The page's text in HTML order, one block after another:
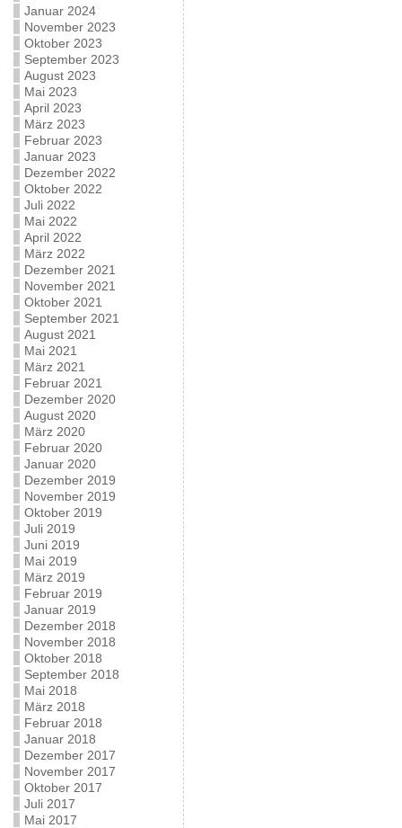
Januar 2024
November 2023
Oktober 2023
September 2023
August 2023
Mai 2023
April 2023
März 2023
Februar 2023
Januar 2023
Dezember 2022
Oktober 2022
Juli 2022
Mai 2022
April 2022
März 2022
Dezember 2021
November 2021
Oktober 2021
September 2021
August 2021
Mai 2021
März 2021
Februar 2021
Dezember 2020
August 2020
März 2020
Februar 2020
Januar 2020
Dezember 2019
November 2019
Oktober 2019
Juli 2019
Juni 2019
Mai 2019
März 2019
Februar 2019
Januar 2019
Dezember 2018
November 2018
Oktober 2018
September 2018
Mai 2018
März 2018
Februar 2018
Januar 2018
Dezember 2017
November 2017
Oktober 2017
Juli 2017
Mai 2017